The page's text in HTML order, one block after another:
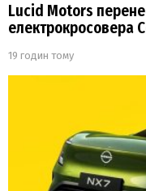
Lucid Motors
електрокросовера
19 годин тому